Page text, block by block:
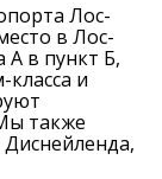
Лос-
в Лос-
А в пункт Б,
и
также